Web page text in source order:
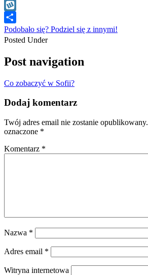
WhatsApp
Wykop
Podobało się? Podziel się z innymi!
Posted Under
Post navigation
Co zobaczyć w Sofii?
Dodaj komentarz
Twój adres email nie zostanie opublikowany.
oznaczone *
Komentarz *
Nazwa *
Adres email *
Witryna internetowa